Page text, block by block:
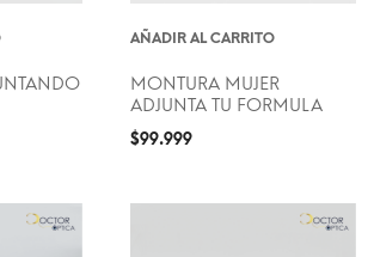
AÑADIR AL CARRITO
MONTURA MUJER
ADJUNTA TU FORMULA
$99.999